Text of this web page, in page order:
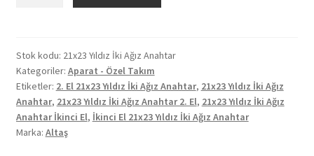
Ağız
Anahtar
2.El
adet
Stok kodu: 21x23 Yıldız İki Ağız Anahtar
Kategoriler: Aparat - Özel Takım
Etiketler: 2. El 21x23 Yıldız İki Ağız Anahtar, 21x23 Yıldız İki Ağız
Anahtar, 21x23 Yıldız İki Ağız Anahtar 2. El, 21x23 Yıldız İki Ağız
Anahtar İkinci El, İkinci El 21x23 Yıldız İki Ağız Anahtar
Marka: Altaş